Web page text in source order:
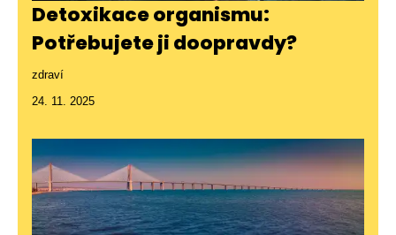
Detoxikace organismu:
Potřebujete ji doopravdy?
zdraví
24. 11. 2025